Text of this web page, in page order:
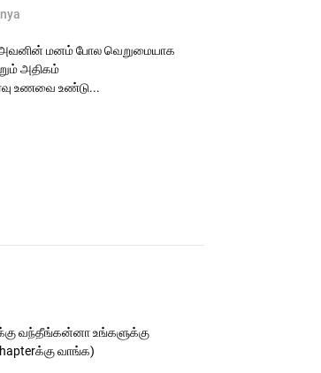
அவனின் மனம் போல வெறுமையாக
அதிகம்
உணவை உண்டு...
வந்தீங்கன்னா உங்களுக்கு
chapterக்கு வாங்க)